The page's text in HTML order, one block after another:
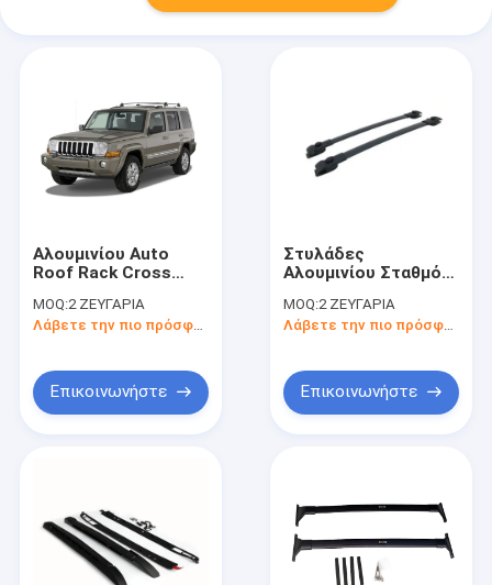
Αλουμινίου Auto
Roof Rack Cross
πάνω ράφι
αποσκευών για Jeep
MOQ:2 ΖΕΥΓΑΡΙΑ
Λάβετε την πιο πρόσφατη τιμή
Επικοινωνήστε
Στυλάδες
Αλουμινίου Σταθμός
Toyota Sienna 2011+
MOQ:2 ΖΕΥΓΑΡΙΑ
Λάβετε την πιο πρόσφατη τιμή
Επικοινωνήστε